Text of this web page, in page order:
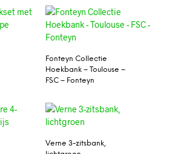
Fonteyn Collectie
Hoekbank – Toulouse –
FSC – Fonteyn
Verne 3-zitsbank,